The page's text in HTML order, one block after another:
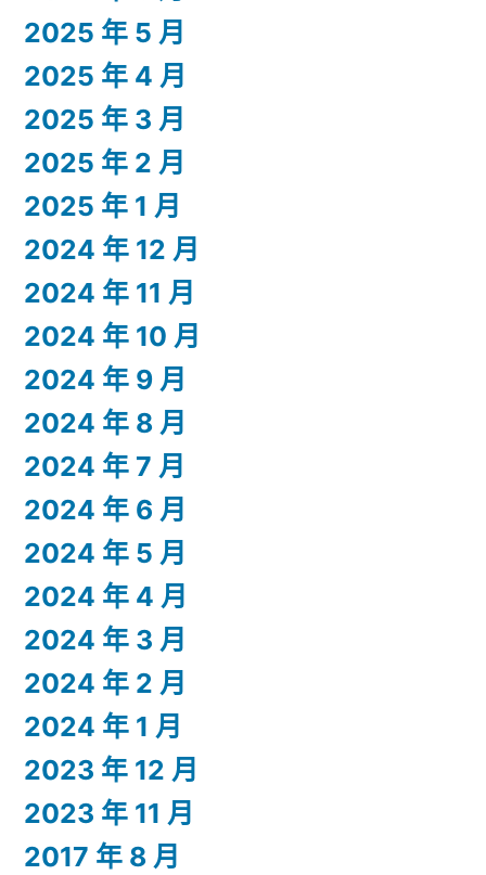
2025 年 5 月
2025 年 4 月
2025 年 3 月
2025 年 2 月
2025 年 1 月
2024 年 12 月
2024 年 11 月
2024 年 10 月
2024 年 9 月
2024 年 8 月
2024 年 7 月
2024 年 6 月
2024 年 5 月
2024 年 4 月
2024 年 3 月
2024 年 2 月
2024 年 1 月
2023 年 12 月
2023 年 11 月
2017 年 8 月